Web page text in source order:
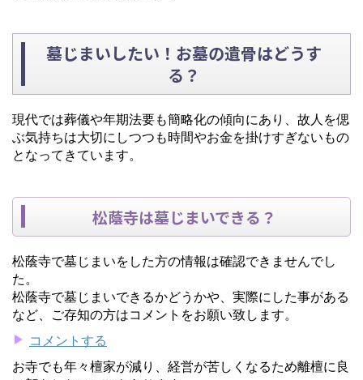
墓じまいしたい！お墓の遺骨はどうす
る？
現代では葬儀や年期法要も簡略化の傾向にあり、故人を偲
ぶ気持ちは大切にしつつも時間やお金を掛けすぎないもの
となってきています。
松蔭寺は墓じまいできる？
松蔭寺で墓じまいをした方の情報は確認できませんでし
た。
松蔭寺で墓じまいできるかどうかや、実際にした事がある
など、ご存知の方はコメントをお願い致します。
コメントする
お寺でも年々檀家が減り、経営が苦しくなるため離檀に良